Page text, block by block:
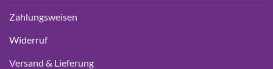
Zahlungsweisen
Widerruf
Versand & Lieferung